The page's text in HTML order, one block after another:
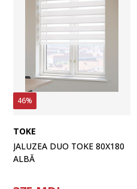
46%
TOKE
JALUZEA DUO TOKE 80X180
ALBĂ